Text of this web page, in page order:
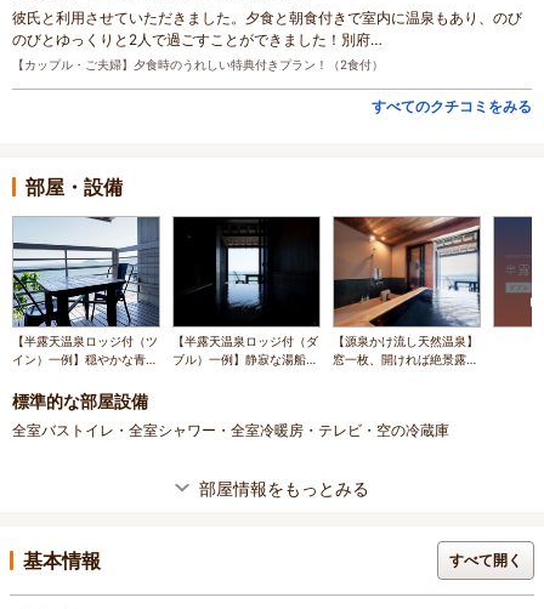
彼氏と利用させていただきました。夕食と朝食付きで室内に温泉もあり、のび
のびとゆっくりと2人で過ごすことができました！別府…
【カップル・ご夫婦】夕食時のうれしい特典付きプラン！（2食付）
すべてのクチコミをみる
部屋・設備
【半露天温泉ロッジ付（ツ
イン）一例】穏やかな青い
過ごせるテラス席
【半露天温泉ロッジ付（ダ
ブル）一例】静寂な湯船に
【源泉かけ流し天然温泉】
窓一枚、開ければ絶景露天
標準的な部屋設備
全室バストイレ・全室シャワー・全室冷暖房・テレビ・空の冷蔵庫
部屋情報をもっとみる
基本情報 すべて開く